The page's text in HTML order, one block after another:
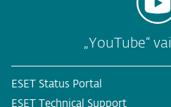
„YouTube“
ESET Status Portal
ESET Technical Support